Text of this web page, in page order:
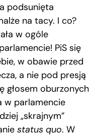
podsunięta
na tacy. I co?
w ogóle
PiS się
w obawie przed
a nie pod presją
głosem oburzonych
w parlamencie
„skrajnym”
status quo. W